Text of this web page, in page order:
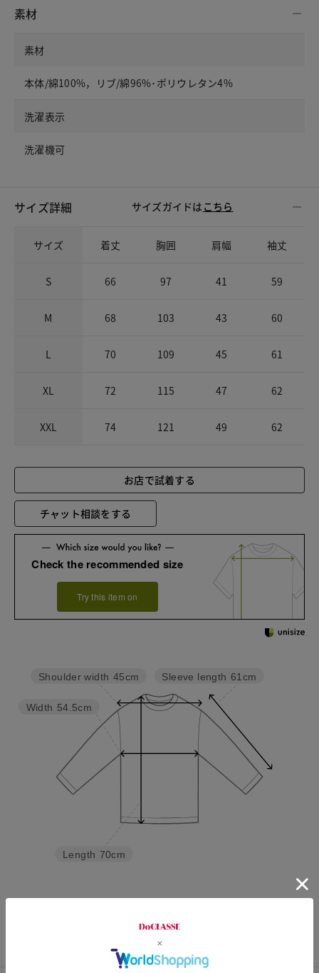
素材
素材
本体/綿100%，リブ/綿96%･ポリウレタン4%
洗濯表示
洗濯機可
サイズ詳細 サイズガイドは こちら
サイズ 着丈 胸囲 肩幅 袖丈
S 66 97 41 59
M 68 103 43 60
L 70 109 45 61
XL 72 115 47 62
XXL 74 121 49 62
お店で試着する
チャット相談をする
Check the recommended size
Try this item on
Sleeve length 61cm
Length 70cm
Width 54.5cm
Shoulder width 45cm